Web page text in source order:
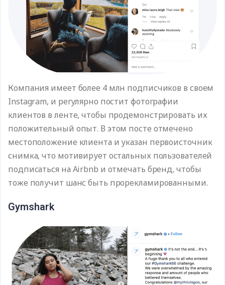
Компания имеет более 4 млн подписчиков в своем
Instagram, и регулярно постит фотографии
клиентов в ленте, чтобы продемонстрировать их
положительный опыт. В этом посте отмечено
местоположение клиента и указан первоисточник
снимка, что мотивирует остальных пользователей
подписаться на Airbnb и отмечать бренд, чтобы
тоже получит шанс быть прорекламированными.
Gymshark